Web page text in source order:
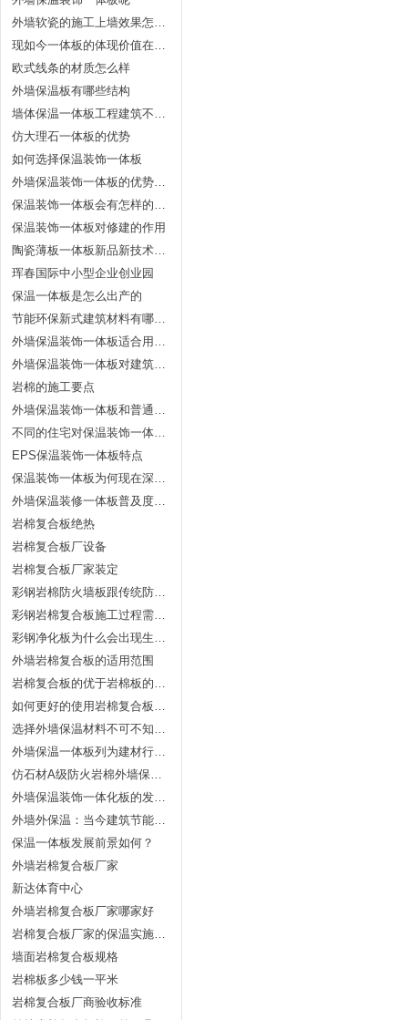
外墙软瓷的施工上墙效果怎么样？
现如今一体板的体现价值在哪里？
欧式线条的材质怎么样
外墙保温板有哪些结构
墙体保温一体板工程建筑不可忽略的9大优点
仿大理石一体板的优势
如何选择保温装饰一体板
外墙保温装饰一体板的优势特色
保温装饰一体板会有怎样的使用领域
保温装饰一体板对修建的作用
陶瓷薄板一体板新品新技术应用及商品
珲春国际中小型企业创业园
保温一体板是怎么出产的
节能环保新式建筑材料有哪些？
外墙保温装饰一体板适合用在什么地方
外墙保温装饰一体板对建筑的具体作用体现
岩棉的施工要点
外墙保温装饰一体板和普通保温板有什么区别
不同的住宅对保温装饰一体板的要求
EPS保温装饰一体板特点
保温装饰一体板为何现在深受欢迎
外墙保温装修一体板普及度为什么不高
岩棉复合板绝热
岩棉复合板厂设备
岩棉复合板厂家装定
彩钢岩棉防火墙板跟传统防火建材的比较
彩钢岩棉复合板施工过程需注意什么
彩钢净化板为什么会出现生锈情况
外墙岩棉复合板的适用范围
岩棉复合板的优于岩棉板的好处有哪些？
如何更好的使用岩棉复合板你知道吗
选择外墙保温材料不可不知的十大原则和九大指标
外墙保温一体板列为建材行业重点发展产品
仿石材A级防火岩棉外墙保温一体板
外墙保温装饰一体化板的发展前景
外墙外保温：当今建筑节能的主流趋势
保温一体板发展前景如何？
外墙岩棉复合板厂家
新达体育中心
外墙岩棉复合板厂家哪家好
岩棉复合板厂家的保温实施是如何的？
墙面岩棉复合板规格
岩棉板多少钱一平米
岩棉复合板厂商验收标准